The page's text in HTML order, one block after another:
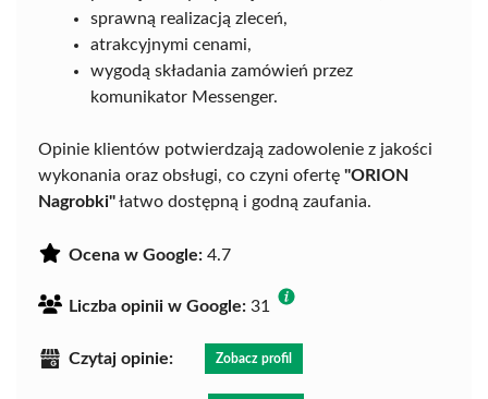
sprawną realizacją zleceń,
atrakcyjnymi cenami,
wygodą składania zamówień przez
komunikator Messenger.
Opinie klientów potwierdzają zadowolenie z jakości
wykonania oraz obsługi, co czyni ofertę "ORION
Nagrobki"łatwo dostępną i godną zaufania.
Ocena w Google: 4.7
Liczba opinii w Google: 31
Czytaj opinie: Zobacz profil